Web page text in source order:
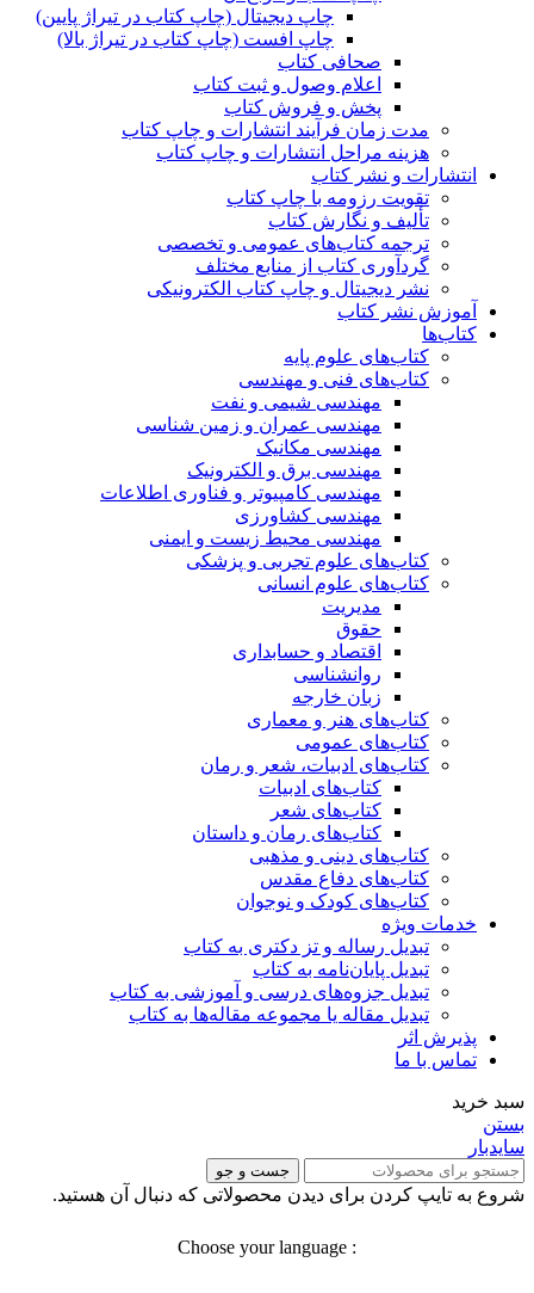
چاپ دیجیتال (چاپ کتاب در تیراژ پایین)
چاپ افست (چاپ کتاب در تیراژ بالا)
صحافی کتاب
اعلام وصول و ثبت کتاب
پخش و فروش کتاب
مدت زمان فرآیند انتشارات و چاپ کتاب
هزینه مراحل انتشارات و چاپ کتاب
انتشارات و نشر کتاب
تقویت رزومه با چاپ کتاب
تألیف و نگارش کتاب
ترجمه کتاب‌های عمومی و تخصصی
گردآوری کتاب از منابع مختلف
نشر دیجیتال و چاپ کتاب الکترونیکی
آموزش نشر کتاب
کتاب‌ها
کتاب‌های علوم پایه
کتاب‌های فنی و مهندسی
مهندسی شیمی و نفت
مهندسی عمران و زمین شناسی
مهندسی مکانیک
مهندسی برق و الکترونیک
مهندسی کامپیوتر و فناوری اطلاعات
مهندسی کشاورزی
مهندسی محیط زیست و ایمنی
کتاب‌های علوم تجربی و پزشکی
کتاب‌های علوم انسانی
مدیریت
حقوق
اقتصاد و حسابداری
روانشناسی
زبان خارجه
کتاب‌های هنر و معماری
کتاب‌های عمومی
کتاب‌های ادبیات، شعر و رمان
کتاب‌های ادبیات
کتاب‌های شعر
کتاب‌های رمان و داستان
کتاب‌های دینی و مذهبی
کتاب‌های دفاع مقدس
کتاب‌های کودک و نوجوان
خدمات ویژه
تبدیل رساله و تز دکتری به کتاب
تبدیل پایان‌نامه به کتاب
تبدیل جزوه‌های درسی و آموزشی به کتاب
تبدیل مقاله یا مجموعه مقاله‌ها به کتاب
پذیرش اثر
تماس با ما
سبد خرید
بستن
سایدبار
جست و جو
شروع به تایپ کردن برای دیدن محصولاتی که دنبال آن هستید.
: Choose your language